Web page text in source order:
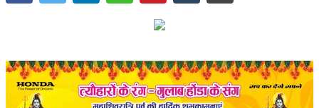
खेल
राज्य